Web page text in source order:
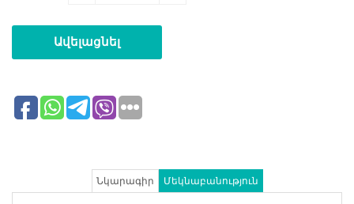
Ավելացնել
Նկարագիր Մեկնաբանություն